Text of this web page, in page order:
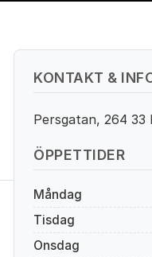
KONTAKT &
Persgatan, 264 33
ÖPPETTIDER
Måndag
Tisdag
Onsdag